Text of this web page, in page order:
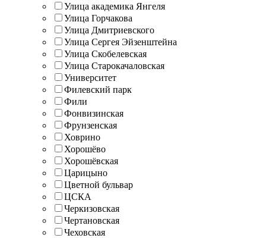
Улица академика Янгеля
Улица Горчакова
Улица Дмитриевского
Улица Сергея Эйзенштейна
Улица Скобелевская
Улица Старокачаловская
Университет
Филевский парк
Фили
Фонвизинская
Фрунзенская
Ховрино
Хорошёво
Хорошёвская
Царицыно
Цветной бульвар
ЦСКА
Черкизовская
Чертановская
Чеховская